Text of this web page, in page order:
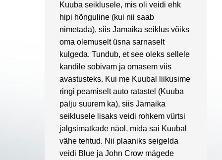
Kuuba seiklusele, mis oli veidi ehk
hipi hõnguline (kui nii saab
nimetada), siis Jamaika seiklus võiks
oma olemuselt üsna sarnaselt
kulgeda. Tundub, et see oleks sellele
kandile sobivam ja omasem viis
avastusteks. Kui me Kuubal liikusime
ringi peamiselt auto ratastel (Kuuba
palju suurem ka), siis Jamaika
seiklusele lisaks veidi rohkem vürtsi
jalgsimatkade näol, mida sai Kuubal
vähe tehtud. Nii plaaniks seigelda
veidi Blue ja John Crow mägede